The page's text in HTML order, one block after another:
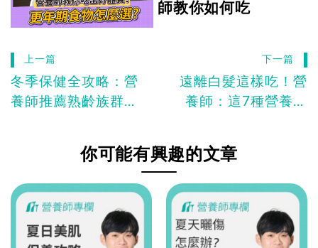
師教你如何吃
上一篇
冬季保健全攻略：營
養師推薦熟齡族群不
下一篇
遠離白髮這樣吃！營
養師：這7種營養必
你可能有興趣的文章